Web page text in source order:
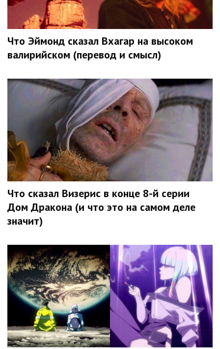
Что Эймонд сказал Вхагар на высоком
валирийском (перевод и смысл)
Что сказал Визерис в конце 8-й серии
Дом Дракона (и что это на самом деле
значит)